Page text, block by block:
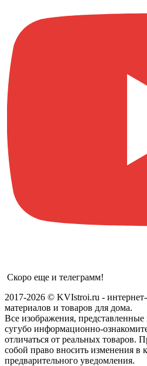
Скоро еще и телеграмм!
2017-2026 © KVIstroi.ru -
материалов и товаров для дома.
Все изображения, представленные
сугубо информационно-
отличаться от реальных товаров.
собой право вносить изменения в
предварительного уведомления.